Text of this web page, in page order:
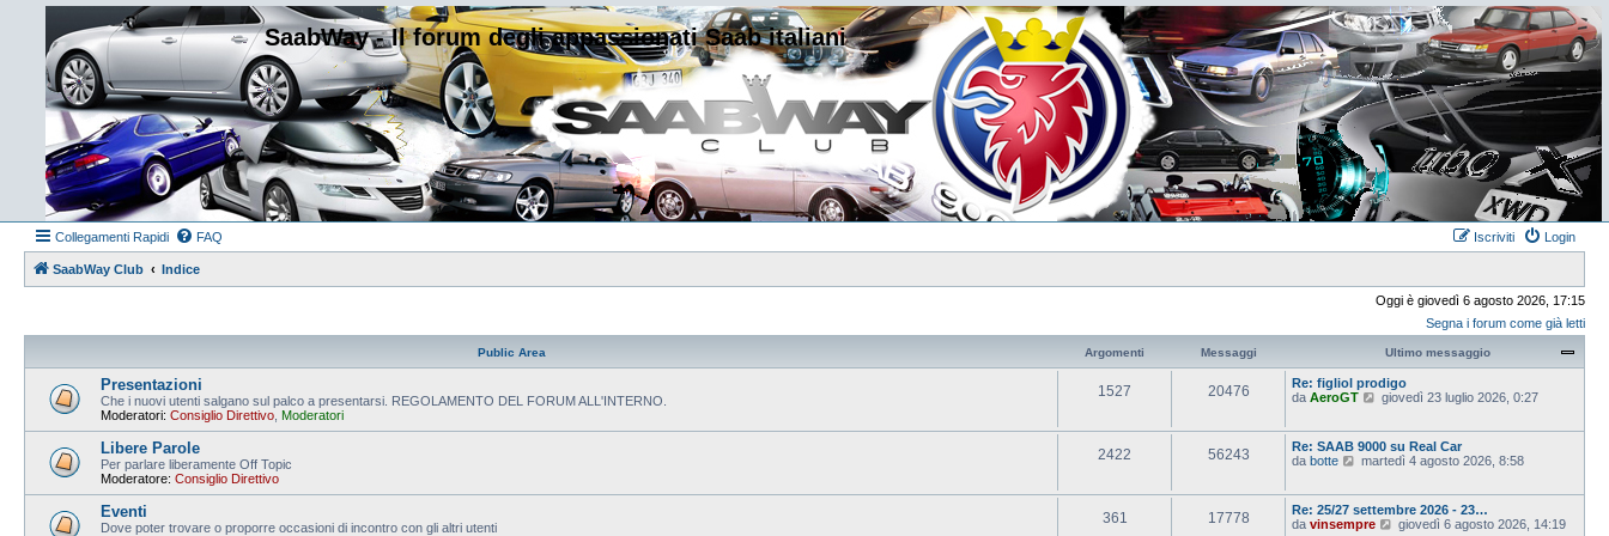
SaabWay - Il forum degli appassionati Saab italiani
Collegamenti Rapidi FAQ Login
Iscriviti
SaabWay Club Indice
Oggi è giovedì 6 agosto 2026, 17:15
Segna i forum come già letti
Public Area Argomenti Messaggi Ultimo messaggio
Presentazioni
Che i nuovi utenti salgano sul palco a presentarsi. REGOLAMENTO DEL FORUM ALL'INTERNO.
Moderatori: Consiglio Direttivo Moderatori
1527 20476
Re: figliol prodigo
da AeroGT
V
i
u
l
i
m
o
giovedì 23 luglio 2026, 0:27
Libere Parole
Per parlare liberamente Off Topic
Moderatore: Consiglio Direttivo
2422 56243
Re: SAAB 9000 su Real Car
da botte
V
u
l
martedì 4 agosto 2026, 8:58
Eventi
Dove poter trovare o proporre occasioni di incontro con gli altri utenti
361 17778
Re: 25/27 settembre 2026 - 23…
da vinsempre
Vgiovedì 6 agosto 2026, 14:19